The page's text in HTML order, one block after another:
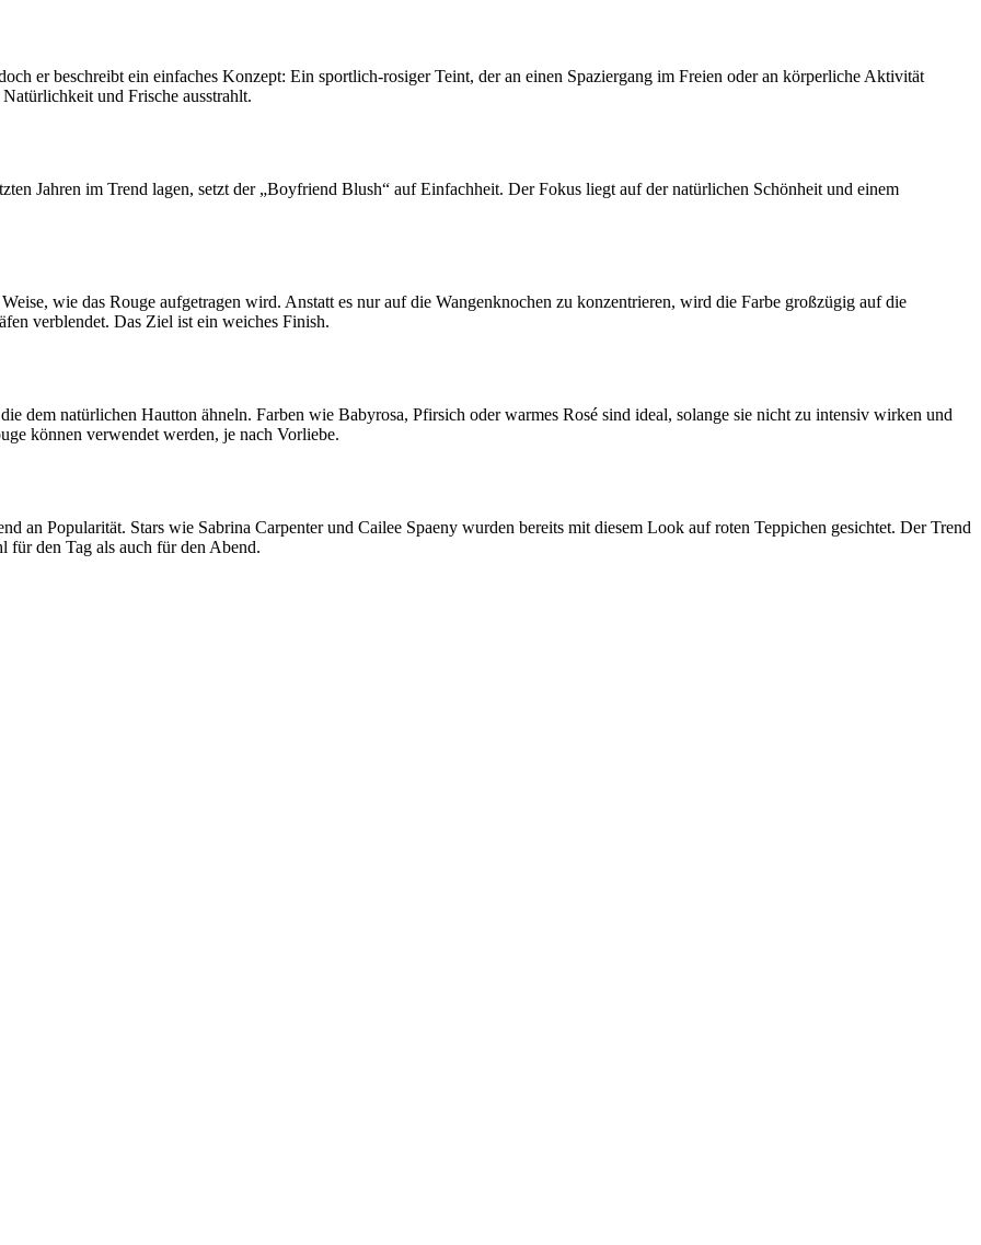
er beschreibt ein einfaches Konzept: Ein sportlich-rosiger Teint, der an einen Spaziergang im Freien oder an körperliche Aktivität
und Frische ausstrahlt.
Jahren im Trend lagen, setzt der „Boyfriend Blush“ auf Einfachheit. Der Fokus liegt auf der natürlichen Schönheit und einem
wie das Rouge aufgetragen wird. Anstatt es nur auf die Wangenknochen zu konzentrieren, wird die Farbe großzügig auf die
verblendet. Das Ziel ist ein weiches Finish.
dem natürlichen Hautton ähneln. Farben wie Babyrosa, Pfirsich oder warmes Rosé sind ideal, solange sie nicht zu intensiv wirken und
können verwendet werden, je nach Vorliebe.
an Popularität. Stars wie Sabrina Carpenter und Cailee Spaeny wurden bereits mit diesem Look auf roten Teppichen gesichtet. Der Trend
für den Tag als auch für den Abend.